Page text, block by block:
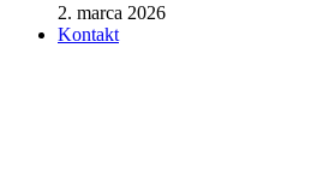
2. marca 2026
Kontakt